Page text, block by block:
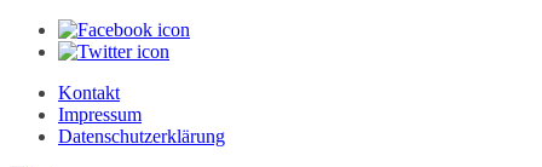
Kontakt
Impressum
Datenschutzerklärung